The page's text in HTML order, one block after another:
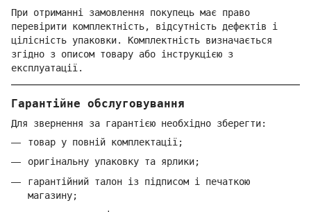
При отриманні замовлення покупець має право
перевірити комплектність, відсутність дефектів і
цілісність упаковки. Комплектність визначається
згідно з описом товару або інструкцією з
експлуатації.
Гарантійне обслуговування
Для звернення за гарантією необхідно зберегти:
товар у повній комплектації;
оригінальну упаковку та ярлики;
гарантійний талон із підписом і печаткою
магазину;